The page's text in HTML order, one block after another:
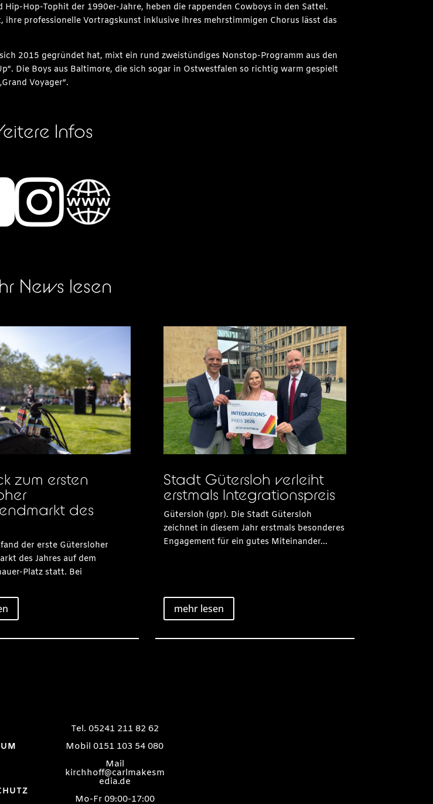
Hip-Hop-Tophit der 1990er-Jahre, heben die rappenden Cowboys in den Sattel.
professionelle Vortragskunst inklusive ihres mehrstimmigen Chorus lässt das
2015 gegründet hat, mixt ein rund zweistündiges Nonstop-Programm aus den
Die Boys aus Baltimore, die sich sogar in Ostwestfalen so richtig warm gespielt
Voyager“.
Infos

News lesen
zum ersten
des
der erste Gütersloher
des Jahres auf dem
Platz statt. Bei
Stadt Gütersloh verleiht
erstmals Integrationspreis
Gütersloh (gpr). Die Stadt Gütersloh
zeichnet in diesem Jahr erstmals besonderes
Engagement für ein gutes Miteinander...
mehr lesen
Tel. 05241 211 82 62
Mobil 0151 103 54 080
Mail
kirchhoff@carlmakesm
edia.de
Mo-Fr 09:00-17:00